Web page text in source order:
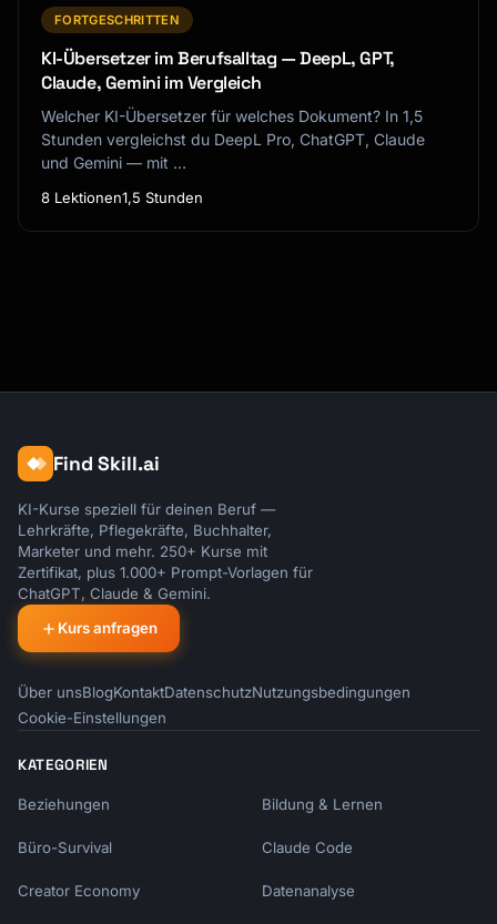
FORTGESCHRITTEN
KI-Übersetzer im Berufsalltag — DeepL, GPT,
Claude, Gemini im Vergleich
Welcher KI-Übersetzer für welches Dokument? In 1,5
Stunden vergleichst du DeepL Pro, ChatGPT, Claude
und Gemini — mit …
8 Lektionen1,5 Stunden
Find Skill.ai
KI-Kurse speziell für deinen Beruf —
Lehrkräfte, Pflegekräfte, Buchhalter,
Marketer und mehr. 250+ Kurse mit
Zertifikat, plus 1.000+ Prompt-Vorlagen für
ChatGPT, Claude & Gemini.
Kurs anfragen
Über unsBlogKontaktDatenschutzNutzungsbedingungen
Cookie-Einstellungen
KATEGORIEN
Beziehungen Bildung & Lernen
Büro-Survival Claude Code
Creator Economy Datenanalyse